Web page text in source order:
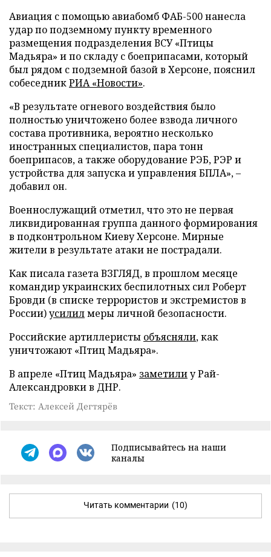
Авиация с помощью авиабомб ФАБ-500 нанесла
удар по подземному пункту временного
размещения подразделения ВСУ «Птицы
Мадьяра» и по складу с боеприпасами, который
был рядом с подземной базой в Херсоне, пояснил
собеседникРИА «Новости».
«В результате огневого воздействия было
полностью уничтожено более взвода личного
состава противника, вероятно несколько
иностранных специалистов, пара тонн
боеприпасов, а также оборудование РЭБ, РЭР и
устройства для запуска и управления БПЛА», –
добавил он.
Военнослужащий отметил, что это не первая
ликвидированная группа данного формирования
в подконтрольном Киеву Херсоне. Мирные
жители в результате атаки не пострадали.
Как писала газета ВЗГЛЯД, в прошлом месяце
командир украинских беспилотных сил Роберт
Бровди (в списке террористов и экстремистов в
России)усилилмеры личной безопасности.
Российские артиллеристы объясняли, как
уничтожают «Птиц Мадьяра».
В апреле «Птиц Мадьяра» заметилиу Рай-
Александровки в ДНР.
Текст: Алексей Дегтярёв
Подписывайтесь на наши
каналы
Читать комментарии (10)